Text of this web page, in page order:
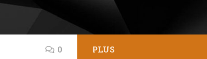
0 PLUS